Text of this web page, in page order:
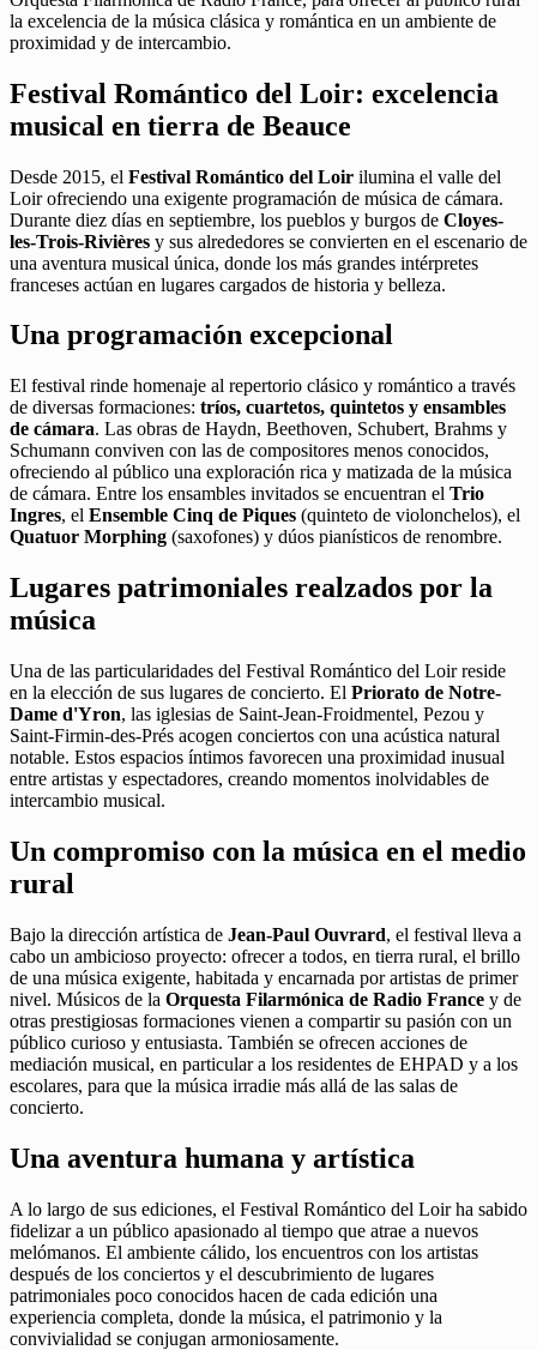
la excelencia de la música clásica y romántica en un ambiente de
proximidad y de intercambio.
Festival Romántico del Loir: excelencia
musical en tierra de Beauce
Desde 2015, el Festival Romántico del Loir ilumina el valle del
Loir ofreciendo una exigente programación de música de cámara.
Durante diez días en septiembre, los pueblos y burgos de Cloyes-
les-Trois-Rivières y sus alrededores se convierten en el escenario de
una aventura musical única, donde los más grandes intérpretes
franceses actúan en lugares cargados de historia y belleza.
Una programación excepcional
El festival rinde homenaje al repertorio clásico y romántico a través
de diversas formaciones: tríos, cuartetos, quintetos y ensambles
de cámara. Las obras de Haydn, Beethoven, Schubert, Brahms y
Schumann conviven con las de compositores menos conocidos,
ofreciendo al público una exploración rica y matizada de la música
de cámara. Entre los ensambles invitados se encuentran el Trio
Ingres, el Ensemble Cinq de Piques (quinteto de violonchelos), el
Quatuor Morphing (saxofones) y dúos pianísticos de renombre.
Lugares patrimoniales realzados por la
música
Una de las particularidades del Festival Romántico del Loir reside
en la elección de sus lugares de concierto. El Priorato de Notre-
Dame d'Yron, las iglesias de Saint-Jean-Froidmentel, Pezou y
Saint-Firmin-des-Prés acogen conciertos con una acústica natural
notable. Estos espacios íntimos favorecen una proximidad inusual
entre artistas y espectadores, creando momentos inolvidables de
intercambio musical.
Un compromiso con la música en el medio
rural
Bajo la dirección artística de Jean-Paul Ouvrard, el festival lleva a
cabo un ambicioso proyecto: ofrecer a todos, en tierra rural, el brillo
de una música exigente, habitada y encarnada por artistas de primer
nivel. Músicos de la Orquesta Filarmónica de Radio France y de
otras prestigiosas formaciones vienen a compartir su pasión con un
público curioso y entusiasta. También se ofrecen acciones de
mediación musical, en particular a los residentes de EHPAD y a los
escolares, para que la música irradie más allá de las salas de
concierto.
Una aventura humana y artística
A lo largo de sus ediciones, el Festival Romántico del Loir ha sabido
fidelizar a un público apasionado al tiempo que atrae a nuevos
melómanos. El ambiente cálido, los encuentros con los artistas
después de los conciertos y el descubrimiento de lugares
patrimoniales poco conocidos hacen de cada edición una
experiencia completa, donde la música, el patrimonio y la
convivialidad se conjugan armoniosamente.